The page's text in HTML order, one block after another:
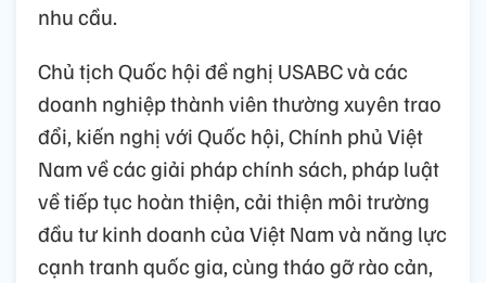
nhu cầu.
Chủ tịch Quốc hội đề nghị USABC và các
doanh nghiệp thành viên thường xuyên trao
đổi, kiến nghị với Quốc hội, Chính phủ Việt
Nam về các giải pháp chính sách, pháp luật
về tiếp tục hoàn thiện, cải thiện môi trường
đầu tư kinh doanh của Việt Nam và năng lực
cạnh tranh quốc gia, cùng tháo gỡ rào cản,